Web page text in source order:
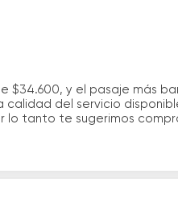
$34.600, y el pasaje más
del servicio
lo tanto te sugerimos